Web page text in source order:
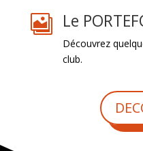
 Le
Découvrez
club.